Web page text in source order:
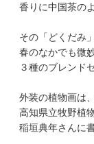
香りに中国茶の
その「どくだみ
春のなかでも微
３種のブレンド
外装の植物画は
高知県立牧野植
稲垣典年さんに